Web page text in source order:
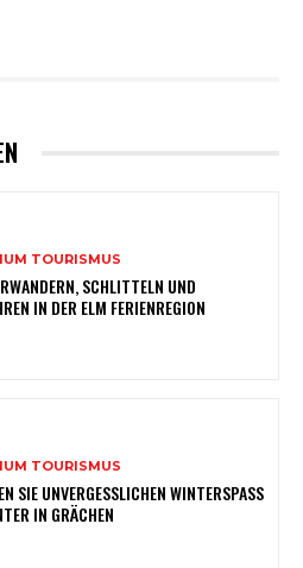
TOURISMUS
SCHLITTELN UND
IN DER ELM FERIENREGION
TOURISMUS
SIE UNVERGESSLICHEN WINTERSPASS
IN GRÄCHEN